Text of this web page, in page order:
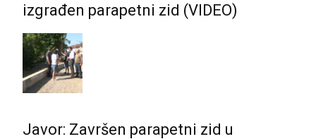
izgrađen parapetni zid (VIDEO)
Javor: Završen parapetni zid u